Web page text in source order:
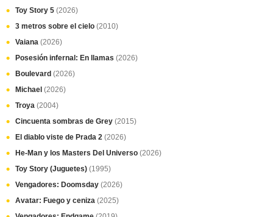
Toy Story 5 (2026)
3 metros sobre el cielo (2010)
Vaiana (2026)
Posesión infernal: En llamas (2026)
Boulevard (2026)
Michael (2026)
Troya (2004)
Cincuenta sombras de Grey (2015)
El diablo viste de Prada 2 (2026)
He-Man y los Masters Del Universo (2026)
Toy Story (Juguetes) (1995)
Vengadores: Doomsday (2026)
Avatar: Fuego y ceniza (2025)